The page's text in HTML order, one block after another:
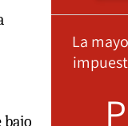
bajo
La